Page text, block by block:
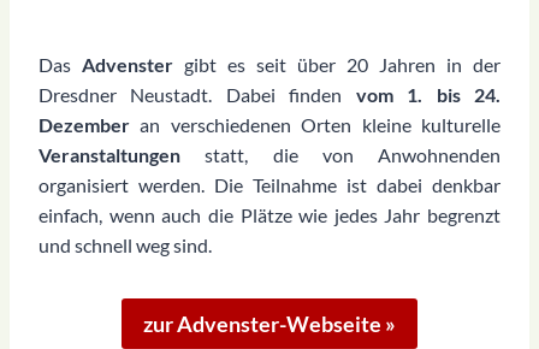
Das Advenster gibt es seit über 20 Jahren in der
Dresdner Neustadt. Dabei finden vom 1. bis 24.
Dezember an verschiedenen Orten kleine kulturelle
Veranstaltungen statt, die von Anwohnenden
organisiert werden. Die Teilnahme ist dabei denkbar
einfach, wenn auch die Plätze wie jedes Jahr begrenzt
und schnell weg sind.
zur Advenster-Webseite »